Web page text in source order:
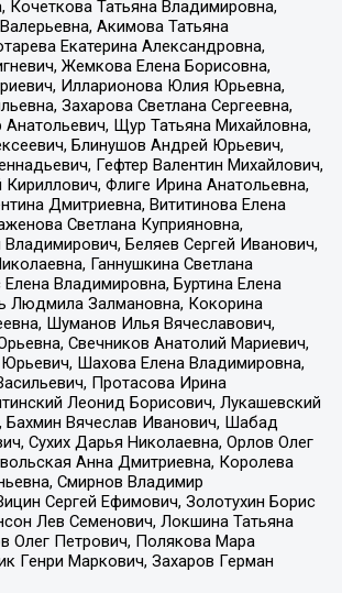
Кочеткова Татьяна Владимировна,
Акимова Татьяна
Екатерина Александровна,
Жемкова Елена Борисовна,
Илларионова Юлия Юрьевна,
Захарова Светлана Сергеевна,
Щур Татьяна Михайловна,
Блинушов Андрей Юрьевич,
Гефтер Валентин Михайлович,
Флиге Ирина Анатольевна,
Дмитриевна, Вититинова Елена
Светлана Куприяновна,
Беляев Сергей Иванович,
Ганнушкина Светлана
Владимировна, Буртина Елена
Людмила Залмановна, Кокорина
Шуманов Илья Вячеславович,
Свечников Анатолий Мариевич,
Шахова Елена Владимировна,
Протасова Ирина
Леонид Борисович, Лукашевский
Бахмин Вячеслав Иванович, Шабад
Сухих Дарья Николаевна, Орлов Олег
Анна Дмитриевна, Королева
Смирнов Владимир
Сергей Ефимович, Золотухин Борис
Лев Семенович, Локшина Татьяна
Олег Петрович, Полякова Мара
Генри Маркович, Захаров Герман